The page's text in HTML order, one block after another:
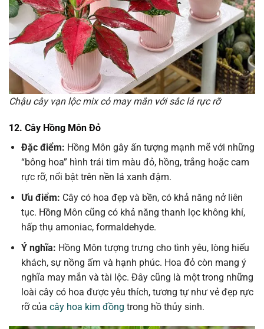
Chậu cây vạn lộc mix cỏ may mắn với sắc lá rực rỡ
12. Cây Hồng Môn Đỏ
Đặc điểm: Hồng Môn gây ấn tượng mạnh mẽ với những
“bông hoa” hình trái tim màu đỏ, hồng, trắng hoặc cam
rực rỡ, nổi bật trên nền lá xanh đậm.
Ưu điểm: Cây có hoa đẹp và bền, có khả năng nở liên
tục. Hồng Môn cũng có khả năng thanh lọc không khí,
hấp thụ amoniac, formaldehyde.
Ý nghĩa: Hồng Môn tượng trưng cho tình yêu, lòng hiếu
khách, sự nồng ấm và hạnh phúc. Hoa đỏ còn mang ý
nghĩa may mắn và tài lộc. Đây cũng là một trong những
loài cây có hoa được yêu thích, tương tự như vẻ đẹp rực
rỡ của cây hoa kim đồng trong hồ thủy sinh.